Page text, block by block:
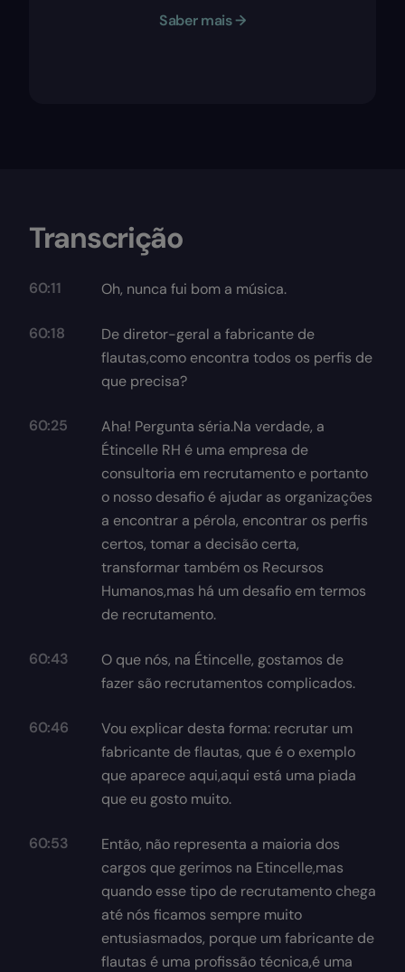
Saber mais →
Transcrição
60:11 Oh, nunca fui bom a música.
60:18
De diretor-geral a fabricante de
flautas,como encontra todos os perfis de
que precisa?
60:25
Aha! Pergunta séria.Na verdade, a
Étincelle RH é uma empresa de
consultoria em recrutamento e portanto
o nosso desafio é ajudar as organizações
a encontrar a pérola, encontrar os perfis
certos, tomar a decisão certa,
transformar também os Recursos
Humanos,mas há um desafio em termos
de recrutamento.
60:43
O que nós, na Étincelle, gostamos de
fazer são recrutamentos complicados.
60:46
Vou explicar desta forma: recrutar um
fabricante de flautas, que é o exemplo
que aparece aqui,aqui está uma piada
que eu gosto muito.
60:53
Então, não representa a maioria dos
cargos que gerimos na Etincelle,mas
quando esse tipo de recrutamento chega
até nós ficamos sempre muito
entusiasmados, porque um fabricante de
flautas é uma profissão técnica,é uma